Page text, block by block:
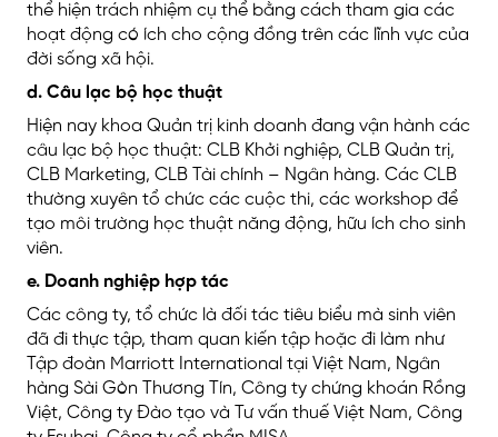
thể hiện trách nhiệm cụ thể bằng cách tham gia các
hoạt động có ích cho cộng đồng trên các lĩnh vực của
đời sống xã hội.
d. Câu lạc bộ học thuật
Hiện nay khoa Quản trị kinh doanh đang vận hành các
câu lạc bộ học thuật: CLB Khởi nghiệp, CLB Quản trị,
CLB Marketing, CLB Tài chính – Ngân hàng. Các CLB
thường xuyên tổ chức các cuộc thi, các workshop để
tạo môi trường học thuật năng động, hữu ích cho sinh
viên.
e. Doanh nghiệp hợp tác
Các công ty, tổ chức là đối tác tiêu biểu mà sinh viên
đã đi thực tập, tham quan kiến tập hoặc đi làm như
Tập đoàn Marriott International tại Việt Nam, Ngân
hàng Sài Gòn Thương Tín, Công ty chứng khoán Rồng
Việt, Công ty Đào tạo và Tư vấn thuế Việt Nam, Công